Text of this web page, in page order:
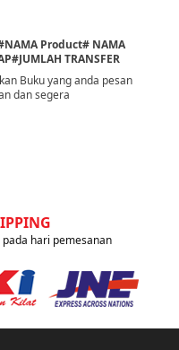
Product# NAMA
TRANSFER
Buku yang anda pesan
dan segera
hari pemesanan